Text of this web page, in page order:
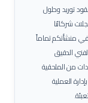
توريد وحلول
شركائنا
منشأتكم تماماً
الدقيق
من الملحقية
العملية